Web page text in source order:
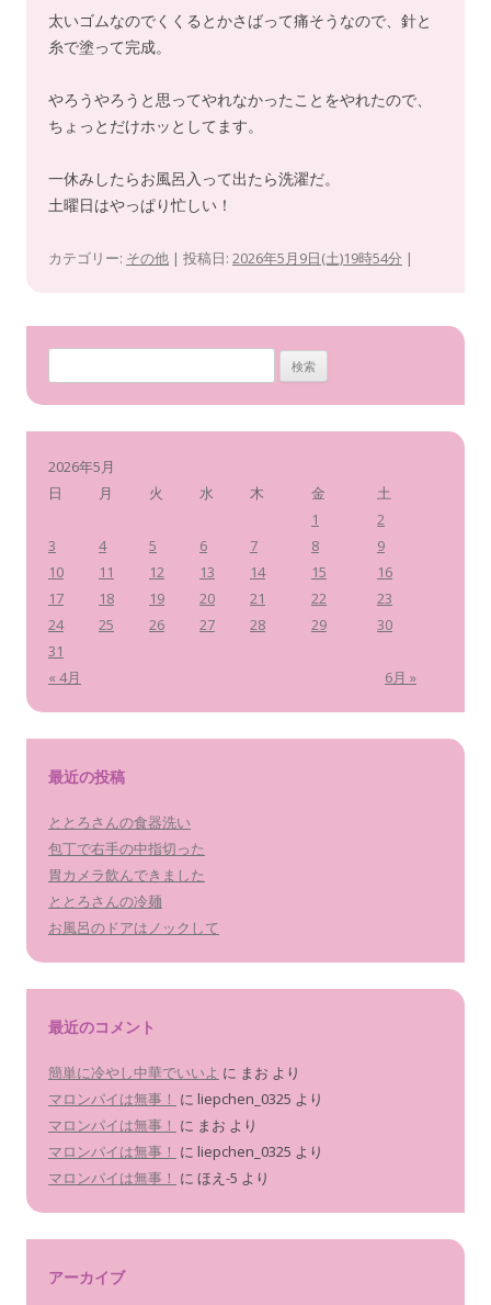
太いゴムなのでくくるとかさばって痛そうなので、針と
糸で塗って完成。
やろうやろうと思ってやれなかったことをやれたので、
ちょっとだけホッとしてます。
一休みしたらお風呂入って出たら洗濯だ。
土曜日はやっぱり忙しい！
カテゴリー: その他 | 投稿日: 2026年5月9日(土)19時54分 |
索
2026年5月
日
月 火 水 木 金 土
« 4月 6月 »
1
2
3
4 5 6 7 8
9
10
11 12 13 14 15
16
17
18 19 20 21 22
23
24
25 26 27 28 29
30
31
最近の投稿
ととろさんの食器洗い
包丁で右手の中指切った
胃カメラ飲んできました
ととろさんの冷麺
お風呂のドアはノックして
最近のコメント
簡単に冷やし中華でいいよ に まお より
マロンパイは無事！ に liepchen_0325 より
マロンパイは無事！ に まお より
マロンパイは無事！ に liepchen_0325 より
マロンパイは無事！ に ほえ-5 より
アーカイブ